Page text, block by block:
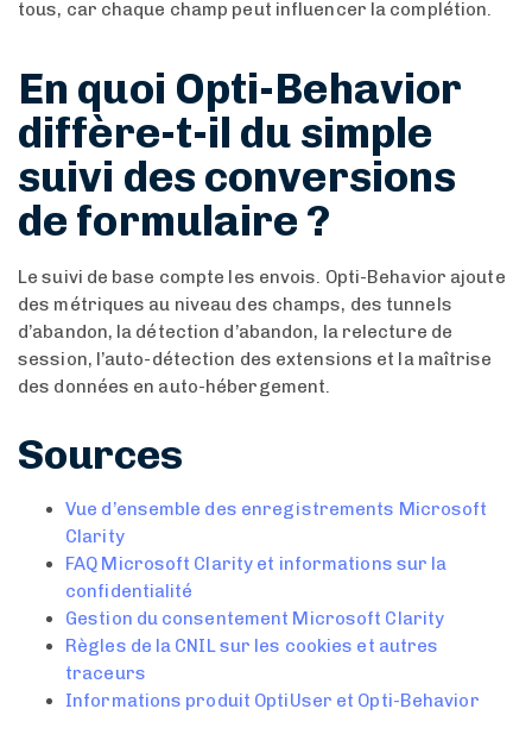
tous, car chaque champ peut influencer la complétion.
En quoi Opti-Behavior
diffère-t-il du simple
suivi des conversions
de formulaire ?
Le suivi de base compte les envois. Opti-Behavior ajoute
des métriques au niveau des champs, des tunnels
d’abandon, la détection d’abandon, la relecture de
session, l’auto-détection des extensions et la maîtrise
des données en auto-hébergement.
Sources
Vue d’ensemble des enregistrements Microsoft
Clarity
FAQ Microsoft Clarity et informations sur la
confidentialité
Gestion du consentement Microsoft Clarity
Règles de la CNIL sur les cookies et autres
traceurs
Informations produit OptiUser et Opti-Behavior